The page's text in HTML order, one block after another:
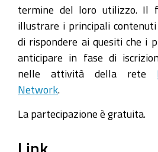
termine del loro utilizzo. Il
illustrare i principali contenuti
di rispondere ai quesiti che i
anticipare in fase di
nelle attività della rete
Network
La partecipazione è gratuita.
Link